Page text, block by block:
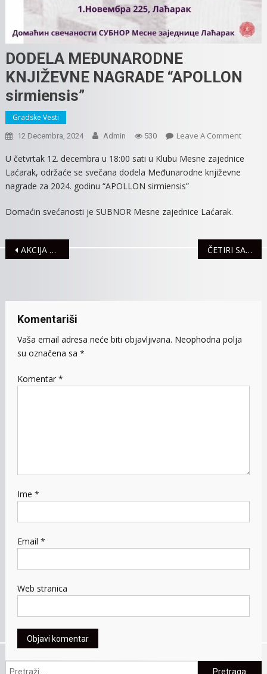
DODELA MEĐUNARODNE
KNJIŽEVNE NAGRADE “APOLLON
sirmiensis”
Gradske Vesti
12 Decembra, 2024 Admin 530 Leave A CommentOn
U četvrtak 12. decembra u 18:00 sati u Klubu Mesne zajednice
Laćarak, održaće se svečana dodela Međunarodne književne
nagrade za 2024. godinu “APOLLON sirmiensis”
Domaćin svećanosti je SUBNOR Mesne zajednice Laćarak.
Navigacija
AKCIJA UPRAVE SAOBRAĆAJNE POLICIJE ČETIRI SAOBRAĆAJNE NEZGODE
Komentariši
Vaša email adresa neće biti objavljivana. Neophodna polja
su označena sa *
Komentar *
Ime *
Email *
Web stranica
Pretraga: